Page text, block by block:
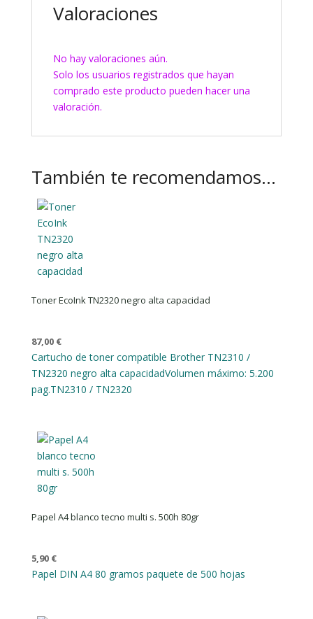
Valoraciones
No hay valoraciones aún.
Solo los usuarios registrados que hayan
comprado este producto pueden hacer una
valoración.
También te recomendamos…
Toner EcoInk TN2320 negro alta capacidad
87,00 €
Cartucho de toner compatible Brother TN2310 /
TN2320 negro alta capacidadVolumen máximo: 5.200
pag.TN2310 / TN2320
Papel A4 blanco tecno multi s. 500h 80gr
5,90 €
Papel DIN A4 80 gramos paquete de 500 hojas